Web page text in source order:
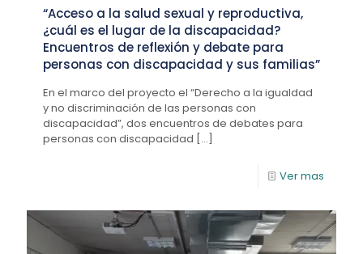
“Acceso a la salud sexual y reproductiva,
¿cuál es el lugar de la discapacidad?
Encuentros de reflexión y debate para
personas con discapacidad y sus familias”
En el marco del proyecto el “Derecho a la igualdad
y no discriminación de las personas con
discapacidad”, dos encuentros de debates para
personas con discapacidad […]
Ver mas